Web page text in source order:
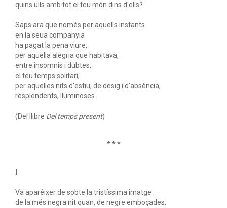
quins ulls amb tot el teu món dins d'ells?
Saps ara que només per aquells instants
en la seua companyia
ha pagat la pena viure,
per aquella alegria que habitava,
entre insomnis i dubtes,
el teu temps solitari,
per aquelles nits d'estiu, de desig i d'absència,
resplendents, lluminoses.
(Del llibre Del temps present)
* * *
Va aparéixer de sobte la tristíssima imatge
de la més negra nit quan, de negre emboçades,